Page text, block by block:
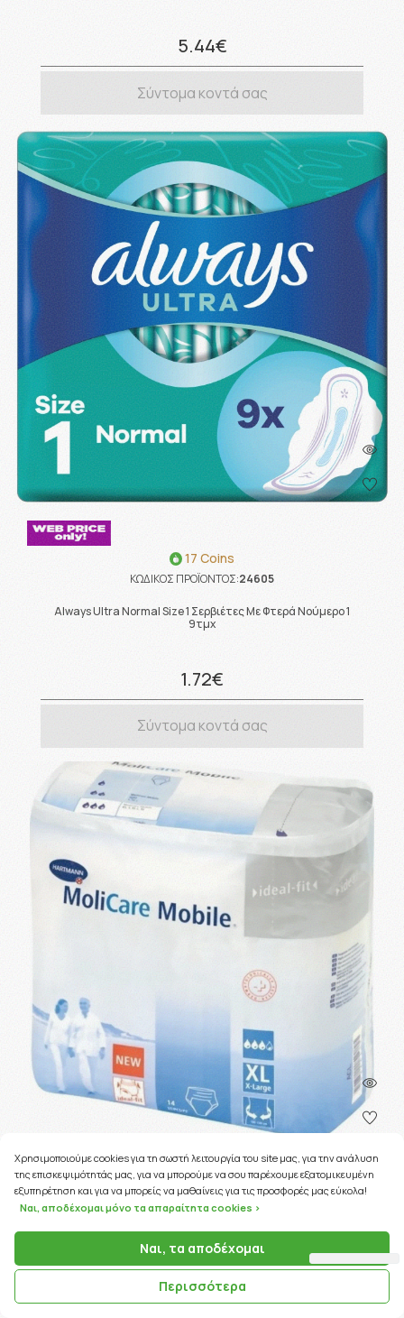
5.44€
Σύντομα κοντά σας
17 Coins
ΚΩΔΙΚΟΣ ΠΡΟΪΟΝΤΟΣ:24605
Always Ultra Normal Size 1 Σερβιέτες Με Φτερά Νούμερο 1
9τμχ
1.72€
Σύντομα κοντά σας
161 Coins
ΚΩΔΙΚΟΣ ΠΡΟΪΟΝΤΟΣ:24601
Hartmann MoliCare Premium Mobile Σλιπ Ακράτειας 6
Σταγόνες X-Large 14τ …
16.12€
Χρησιμοποιούμε cookies για τη σωστή λειτουργία του site μας, για την ανάλυση
της επισκεψιμότητάς μας, για να μπορούμε να σου παρέχουμε εξατομικευμένη
εξυπηρέτηση και για να μπορείς να μαθαίνεις για τις προσφορές μας εύκολα!
Ναι, αποδέχομαι μόνο τα απαραίτητα cookies >
Ναι, τα αποδέχομαι
Περισσότερα